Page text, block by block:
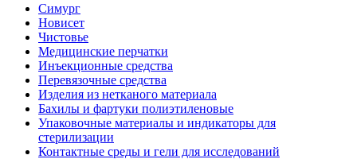
Симург
Новисет
Чистовье
Медицинские перчатки
Инъекционные средства
Перевязочные средства
Изделия из нетканого материала
Бахилы и фартуки полиэтиленовые
Упаковочные материалы и индикаторы для
стерилизации
Контактные среды и гели для исследований